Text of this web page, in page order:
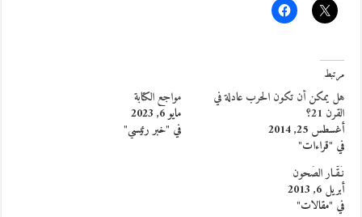
مرتبط
هل يمكن أن تكون الحرب عادلة في
القرن 21؟
أغسطس 25, 2014
في "قراءات"
مواجع الكتابة
مايو 6, 2023
في "خبر رئيسي"
نَـقّـار الصُحون
أبريل 6, 2013
في "مقالات"